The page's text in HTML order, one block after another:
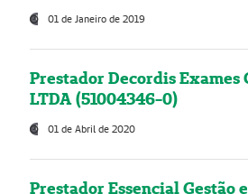
01 de Janeiro de 2019
Prestador Decordis Exames
LTDA (51004346-0)
01 de Abril de 2020
Prestador Essencial Gestão